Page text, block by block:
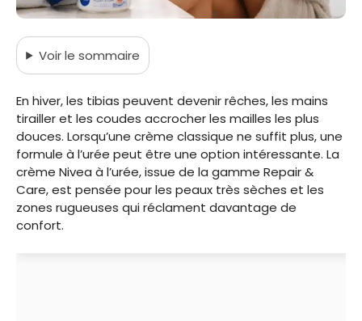
Voirle sommaire
En hiver, les tibias peuvent devenir rêches, les mains
tirailler et les coudes accrocher les mailles les plus
douces. Lorsqu’une crème classique ne suffit plus, une
formule à l’urée peut être une option intéressante. La
crème Nivea à l’urée, issue de la gamme Repair &
Care, est pensée pour les peaux très sèches et les
zones rugueuses qui réclament davantage de
confort.